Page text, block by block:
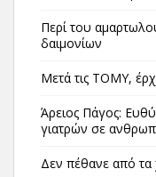
Περί του
δαιμονίων
Μετά τις ΤΟΜΥ,
Άρειος Πάγος:
γιατρών σε
Δεν πέθανε από τα